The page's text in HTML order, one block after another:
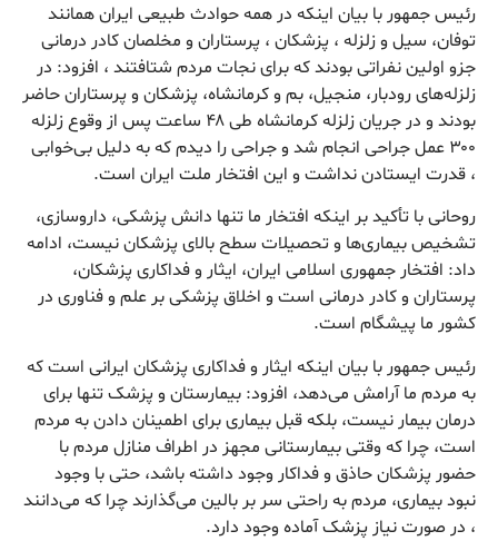
رئیس جمهور با بیان اینکه در همه حوادث طبیعی ایران همانند
توفان، سیل و زلزله ، پزشکان ، پرستاران و مخلصان کادر درمانی
جزو اولین نفراتی بودند که برای نجات مردم شتافتند ، افزود: در
زلزله‌های رودبار، منجیل، بم و کرمانشاه، پزشکان و پرستاران حاضر
بودند و در جریان زلزله کرمانشاه طی ۴۸ ساعت پس از وقوع زلزله
۳۰۰ عمل جراحی انجام شد و جراحی را دیدم که به دلیل بی‌خوابی
، قدرت ایستادن نداشت و این افتخار ملت ایران است.
روحانی با تأکید بر اینکه افتخار ما تنها دانش پزشکی، داروسازی،
تشخیص بیماری‌ها و تحصیلات سطح بالای پزشکان نیست، ادامه
داد: افتخار جمهوری اسلامی ایران، ایثار و فداکاری پزشکان،
پرستاران و کادر درمانی است و اخلاق پزشکی بر علم و فناوری در
کشور ما پیشگام است.
رئیس جمهور با بیان اینکه ایثار و فداکاری پزشکان ایرانی است که
به مردم ما آرامش می‌دهد، افزود: بیمارستان و پزشک تنها برای
درمان بیمار نیست، بلکه قبل بیماری برای اطمینان دادن به مردم
است، چرا که وقتی بیمارستانی مجهز در اطراف منازل مردم با
حضور پزشکان حاذق و فداکار وجود داشته باشد، حتی با وجود
نبود بیماری، مردم به راحتی سر بر بالین می‌گذارند چرا که می‌دانند
، در صورت نیاز پزشک آماده وجود دارد.